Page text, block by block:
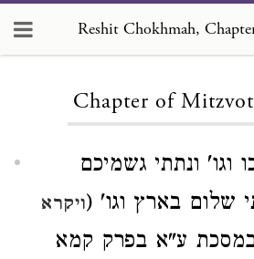
Chapter of
וגו' ונתתי גשמיכם
שלום בארץ וגו' (ויקרא
במסכת ע"א בפרק קמא